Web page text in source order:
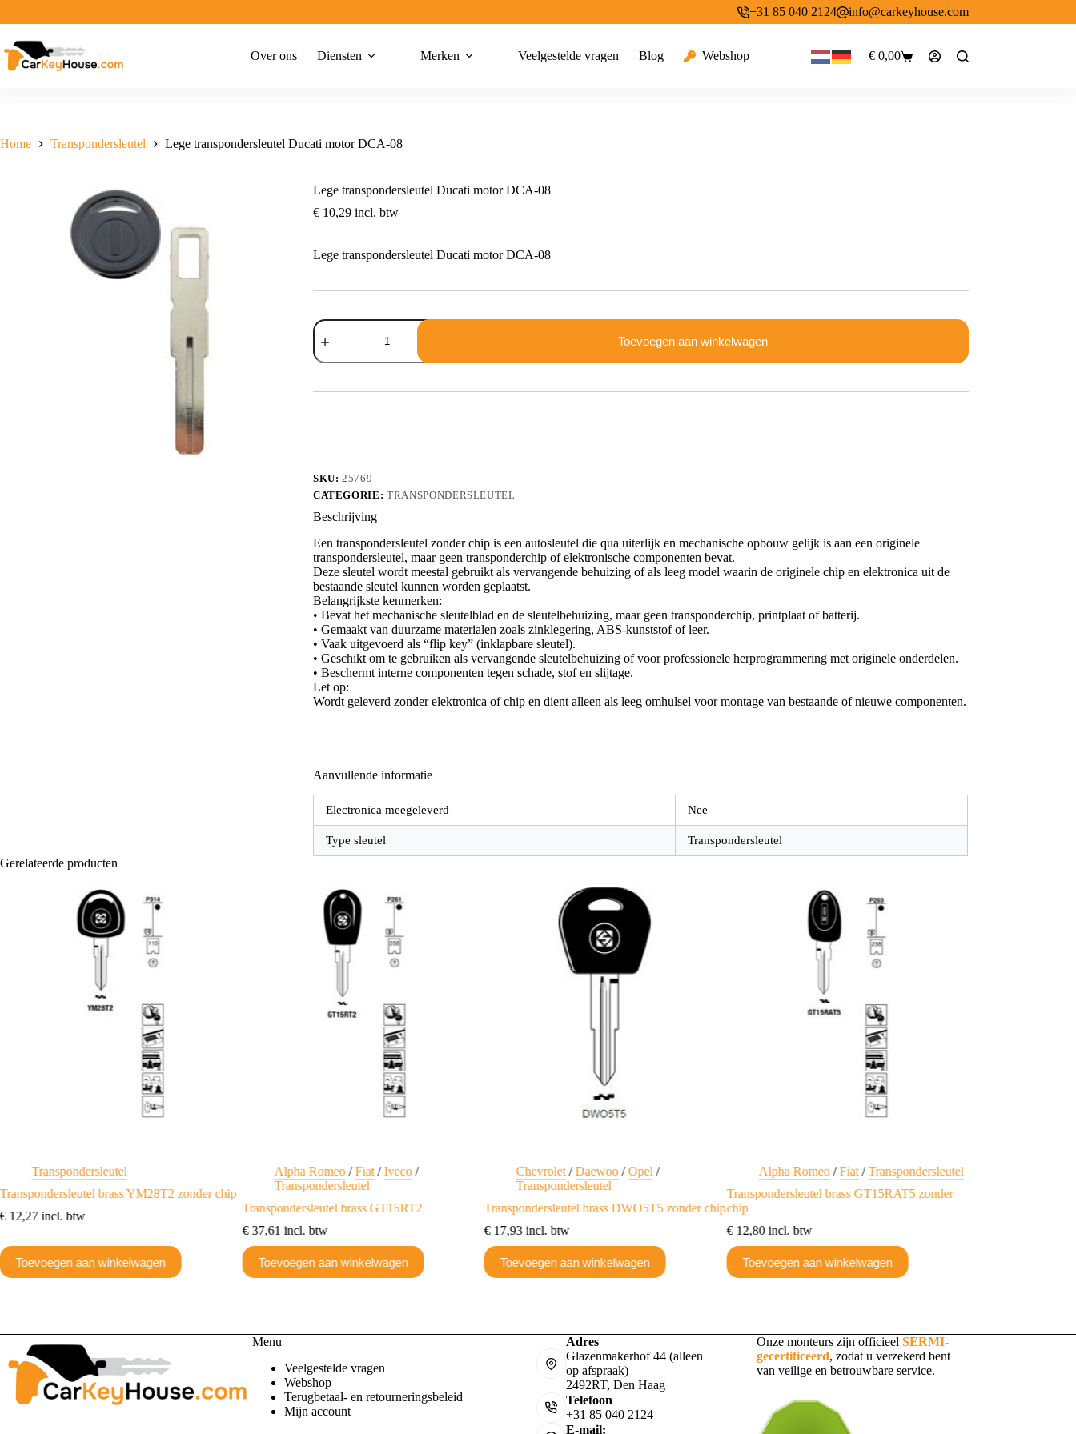
inhoud
+31 85 040 2124 info@carkeyhouse.com
Over ons Diensten Merken Veelgestelde vragen Blog Webshop Winkelwagen
€0,00
Home Transpondersleutel Lege transpondersleutel Ducati motor DCA-08
Lege transpondersleutel Ducati motor DCA-08
€10,29incl. btw
Lege transpondersleutel Ducati motor DCA-08
Lege
transpondersleutel
Ducati
motor
08
Toevoegen aan winkelwagen
SKU:25769
CATEGORIE:TRANSPONDERSLEUTEL
Beschrijving
Een transpondersleutel zonder chip is een autosleutel die qua uiterlijk en mechanische opbouw gelijk is aan een originele
transpondersleutel, maar geen transponderchip of elektronische componenten bevat.
Deze sleutel wordt meestal gebruikt als vervangende behuizing of als leeg model waarin de originele chip en elektronica uit de
bestaande sleutel kunnen worden geplaatst.
Belangrijkste kenmerken:
• Bevat het mechanische sleutelblad en de sleutelbehuizing, maar geen transponderchip, printplaat of batterij.
• Gemaakt van duurzame materialen zoals zinklegering, ABS-kunststof of leer.
• Vaak uitgevoerd als “flip key” (inklapbare sleutel).
• Geschikt om te gebruiken als vervangende sleutelbehuizing of voor professionele herprogrammering met originele onderdelen.
• Beschermt interne componenten tegen schade, stof en slijtage.
Let op:
Wordt geleverd zonder elektronica of chip en dient alleen als leeg omhulsel voor montage van bestaande of nieuwe componenten.
Aanvullende informatie
Electronica meegeleverd Nee
Type sleutel Transpondersleutel
Gerelateerde producten
Transpondersleutel
Transpondersleutel brass YM28T2 zonder chip
€ 12,27 incl. btw
Toevoegen aan winkelwagen
Alpha Romeo/Fiat/Iveco/
Transpondersleutel
Transpondersleutel brass GT15RT2
€37,61 incl. btw
Toevoegen aan winkelwagen
Chevrolet/Daewoo/Opel /
Transpondersleutel
Transpondersleutel brass DWO5T5 zonder chip
€17,93incl. btw
Toevoegen aan winkelwagen
Alpha Romeo/Fiat/Transpondersleutel
Transpondersleutel brass GT15RAT5 zonder
chip
€12,80incl. btw
Toevoegen aan winkelwagen
Menu
Veelgestelde vragen
Webshop
Terugbetaal- en retourneringsbeleid
Mijn account
Adres
Glazenmakerhof 44 (alleen
op afspraak)
2492RT, Den Haag
Telefoon
+31 85 040 2124
E-mail:
Onze monteurs zijn officieel SERMI-
gecertificeerd, zodat u verzekerd bent
van veilige en betrouwbare service.